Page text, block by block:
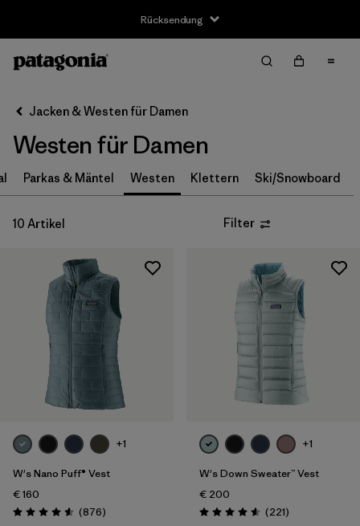
Rücksendung
Filter by
Größe
S (10)
M (10)
(10)
XXL
Filter by
Produktfamilie
Filter by
Farbe
Filter by
Preis
Jacken & Westen für Damen
Westen für Damen
Parkas & Mäntel Westen Klettern Ski/Snowboard
10 Artikel Filter
+1
W's Nano Puff® Vest
€ 160
Bewertung: 4.6 / 5
(876Rezensionen
)
+1
W's Down Sweater™ Vest
€ 200
Bewertung: 4.6 / 5
(221Rezensionen
)